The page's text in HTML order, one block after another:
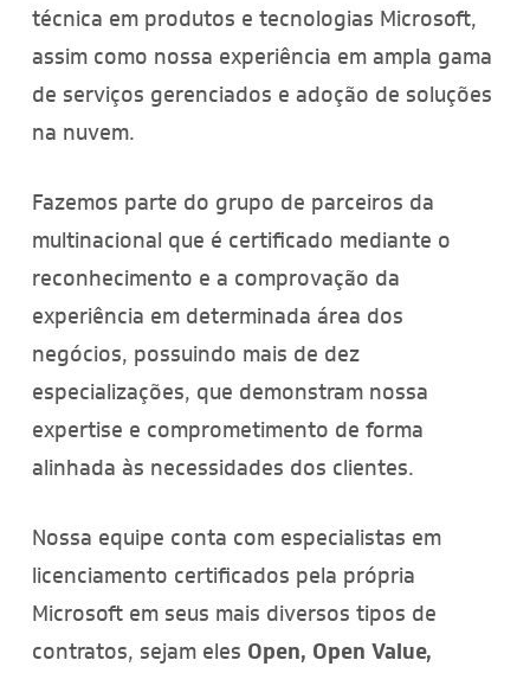
técnica em produtos e tecnologias Microsoft,
assim como nossa experiência em ampla gama
de serviços gerenciados e adoção de soluções
na nuvem.
Fazemos parte do grupo de parceiros da
multinacional que é certificado mediante o
reconhecimento e a comprovação da
experiência em determinada área dos
negócios, possuindo mais de dez
especializações, que demonstram nossa
expertise e comprometimento de forma
alinhada às necessidades dos clientes.
Nossa equipe conta com especialistas em
licenciamento certificados pela própria
Microsoft em seus mais diversos tipos de
contratos, sejam eles Open, Open Value,